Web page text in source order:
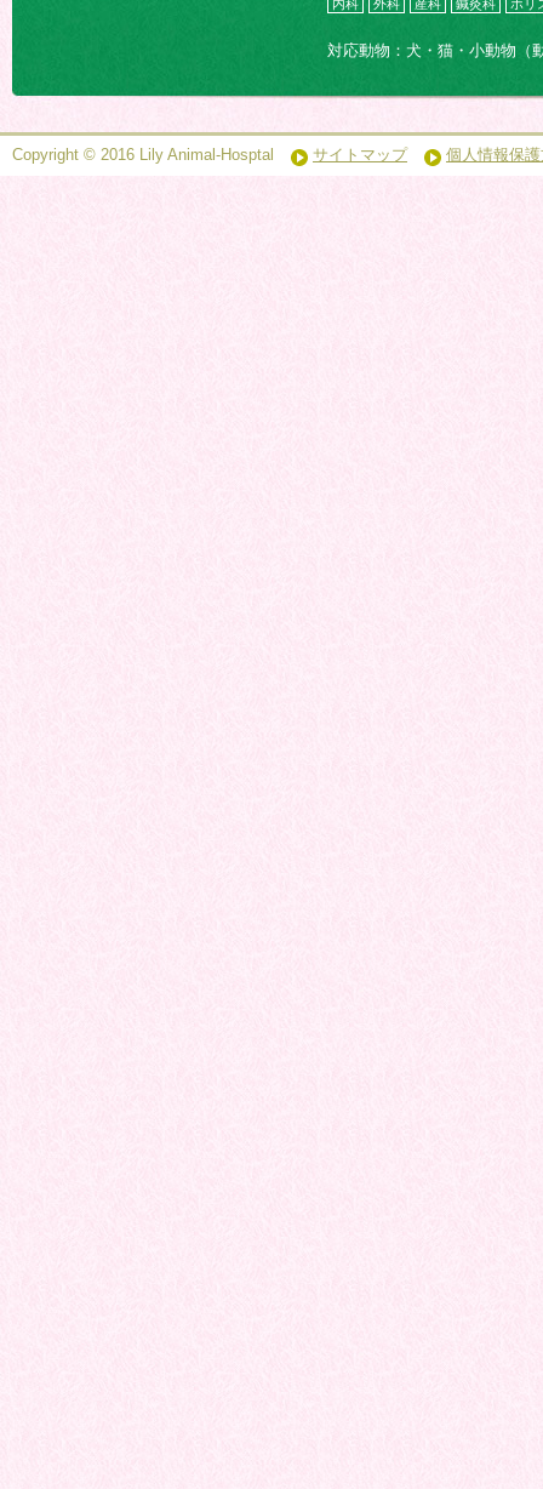
内科 外科 産科 鍼灸科 ホリ
対応動物：犬・猫・小動物（
Copyright © 2016 Lily Animal-Hosptal サイトマップ 個人情報保